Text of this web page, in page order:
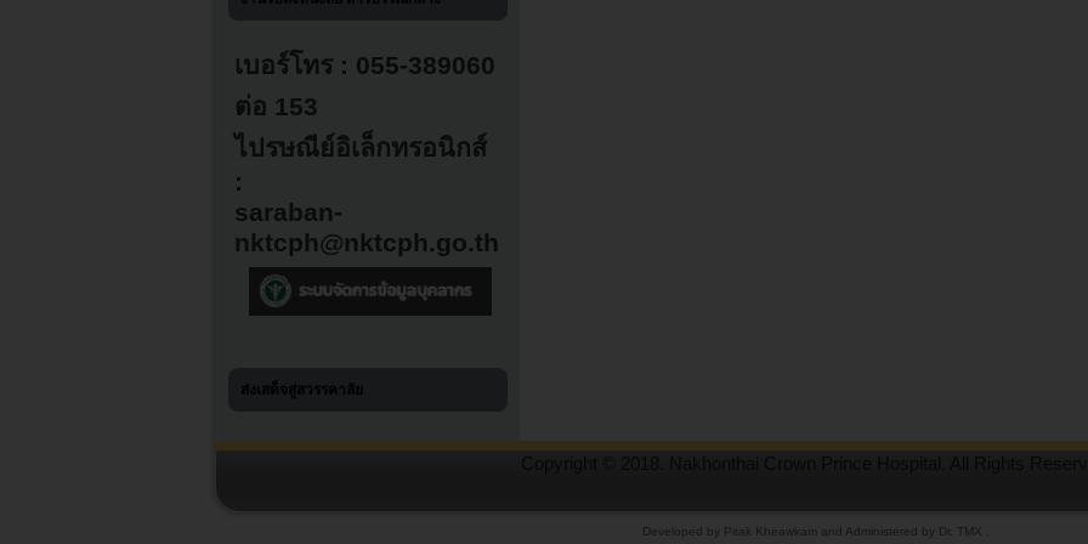
เบอร์โทร : 055-389060
ต่อ 153
ไปรษณีย์อิเล็กทรอนิกส์
:
saraban-
nktcph@nktcph.go.th
ส่งเสด็จสู่สวรรคาลัย
Developed by Pitak Kheawkam and Administered by Dr. TMX .